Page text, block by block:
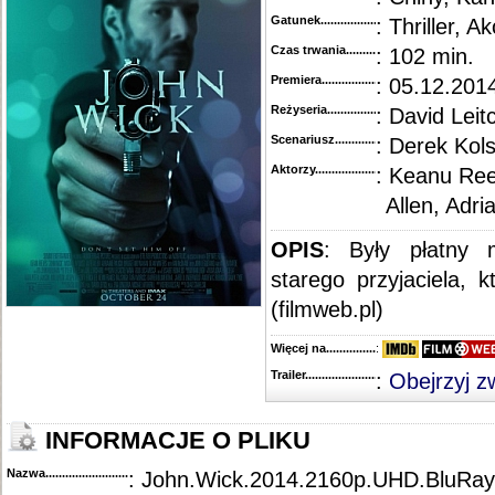
Gatunek...........................................
: Thriller,
Czas trwania......................................
: 102 min.
Premiera..........................................
:
Reżyseria........................................
: David
Scenariusz........................................
: Derek
Aktorzy...........................................
: Keanu
Allen,
OPIS: Były płatny
starego przyjaciela,
(filmweb.pl)
Więcej na........................................
:
Trailer...........................................
: Obejrzyj
INFORMACJE O PLIKU
Nazwa.............................................
: